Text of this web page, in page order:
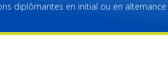
diplômantes en initial ou en alternance